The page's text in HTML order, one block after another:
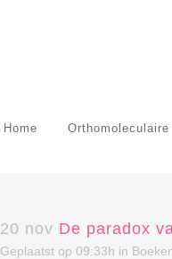
Home Orthomoleculaire
20 nov De paradox
Geplaatst op 09:33h in